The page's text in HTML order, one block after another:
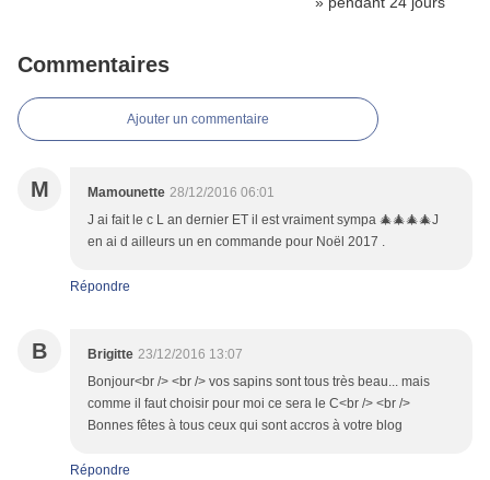
Commentaires
Ajouter un commentaire
M Mamounette 28/12/2016 06:01
J ai fait le c L an dernier ET il est vraiment sympa 🎄🎄🎄🎄J
en ai d ailleurs un en commande pour Noël 2017 .
Répondre
B Brigitte 23/12/2016 13:07
Bonjour<br /> <br /> vos sapins sont tous très beau... mais
comme il faut choisir pour moi ce sera le C<br /> <br />
Bonnes fêtes à tous ceux qui sont accros à votre blog
Répondre